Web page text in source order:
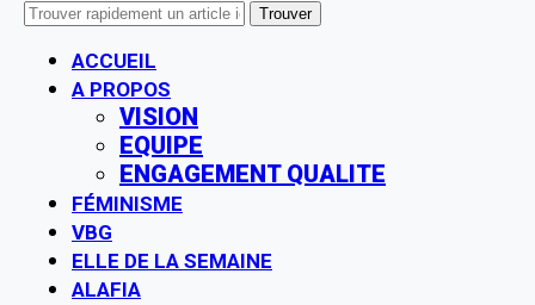
ACCUEIL
A PROPOS
VISION
EQUIPE
ENGAGEMENT QUALITE
FÉMINISME
VBG
ELLE DE LA SEMAINE
ALAFIA